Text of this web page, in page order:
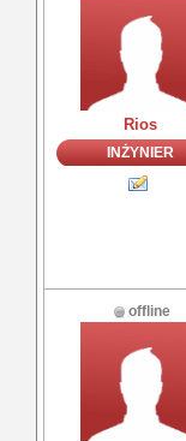
Rios
INŻYNIER
offline